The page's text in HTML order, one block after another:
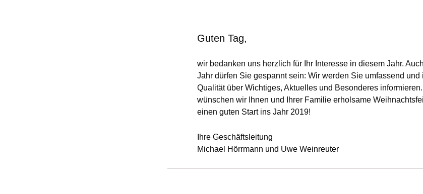
Guten Tag,
wir bedanken uns herzlich für Ihr Interesse in diesem Jahr.
Jahr dürfen Sie gespannt sein: Wir werden Sie umfassend und
Qualität über Wichtiges, Aktuelles und Besonderes
wünschen wir Ihnen und Ihrer Familie erholsame
einen guten Start ins Jahr 2019!
Ihre Geschäftsleitung
Michael Hörrmann und Uwe Weinreuter